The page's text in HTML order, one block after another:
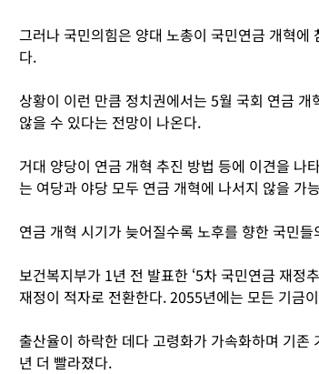
그러나 국민의힘은 양대 노총이 국민연금 개혁에
다.
상황이 이런 만큼 정치권에서는 5월 국회 연금
않을 수 있다는 전망이 나온다.
거대 양당이 연금 개혁 추진 방법 등에 이견을 나
는 여당과 야당 모두 연금 개혁에 나서지 않을 가
연금 개혁 시기가 늦어질수록 노후를 향한 국민
보건복지부가 1년 전 발표한 ‘5차 국민연금 재정
재정이 적자로 전환한다. 2055년에는 모든 기금
출산율이 하락한 데다 고령화가 가속화하며 기
년 더 빨라졌다.